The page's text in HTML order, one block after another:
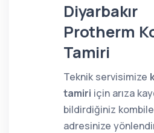
Diyarbakır
Protherm
Tamiri
Teknik servisimize
tamiri için arıza
bildirdiğiniz
adresinize